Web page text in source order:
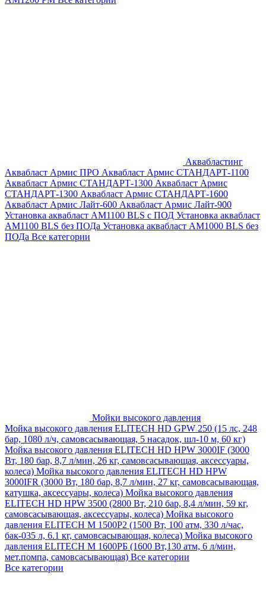
Аквабластинг
Аквабласт Армис ПРО Аквабласт Армис СТАНДАРТ-1100
Аквабласт Армис СТАНДАРТ-1300 Аквабласт Армис
СТАНДАРТ-1300 Аквабласт Армис СТАНДАРТ-1600
Аквабласт Армис Лайт-600 Аквабласт Армис Лайт-900
Установка аквабласт AM1100 BLS с ПОД Установка аквабласт
AM1100 BLS без ПОДа Установка аквабласт AM1000 BLS без
ПОДа Все категории
Мойки высокого давления
Мойка высокого давления ELITECH HD GPW 250 (15 лс, 248
бар, 1080 л/ч, самовсасывающая, 5 насадок, шл-10 м, 60 кг)
Мойка высокого давления ELITECH HD HPW 3000IF (3000
Вт, 180 бар, 8,7 л/мин, 26 кг, самовсасывающая, аксессуары,
колеса) Мойка высокого давления ELITECH HD HPW
3000IFR (3000 Вт, 180 бар, 8,7 л/мин, 27 кг, самовсасывающая,
катушка, аксессуары, колеса) Мойка высокого давления
ELITECH HD HPW 3500 (2800 Вт, 210 бар, 8,4 л/мин, 59 кг,
самовсасывающая, аксессуары, колеса) Мойка высокого
давления ELITECH M 1500P2 (1500 Вт, 100 атм, 330 л/час,
бак-035 л, 6.1 кг, самовсасывающая, колеса) Мойка высокого
давления ELITECH М 1600РБ (1600 Вт,130 атм, 6 л/мин,
мет.помпа, самовсасывающая) Все категории
Все категории